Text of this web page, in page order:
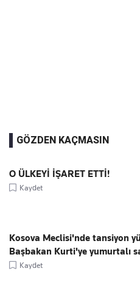
GÖZDEN KAÇMASIN
O ÜLKEYİ İŞARET ETTİ!
Kaydet
Kosova Meclisi'nde tansiyon
Başbakan Kurti'ye yumurtalı
Kaydet